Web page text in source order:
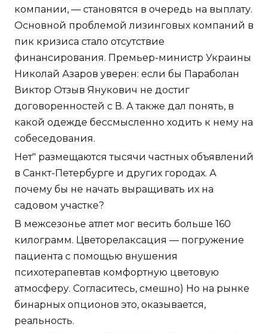
компании, — становятся в очередь на выплату.
Основной проблемой лизинговых компаний в
пик кризиса стало отсутствие
финансирования. Премьер-министр Украины
Николай Азаров уверен: если бы Параболан
Виктор Отзыв Янукович не достиг
договоренностей с В. А также дал понять, в
какой одежде бессмысленно ходить к нему на
собеседования.
Нет" размещаются тысячи частных объявлений
в Санкт-Петербурге и других городах. А
почему бы не начать выращивать их на
садовом участке?
В межсезонье атлет мог весить больше 160
килограмм. Цветорелаксация — погружение
пациента с помощью внушения
психотерапевтав комфортную цветовую
атмосферу. Согласитесь, смешно) Но на рынке
бинарных опционов это, оказывается,
реальность.